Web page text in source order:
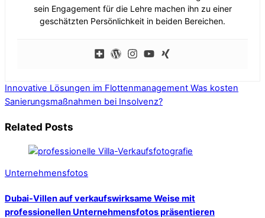
sein Engagement für die Lehre machen ihn zu einer
geschätzten Persönlichkeit in beiden Bereichen.
Innovative Lösungen im Flottenmanagement Was kosten
Sanierungsmaßnahmen bei Insolvenz?
Related Posts
Unternehmensfotos
Dubai-Villen auf verkaufswirksame Weise mit
professionellen Unternehmensfotos präsentieren